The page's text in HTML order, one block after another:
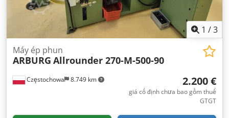
1 /3
Częstochowa 8.749 km
Máy ép phun
ARBURG Allrounder 270-M-500-90
2.200 €
giá cố định chưa bao gồm thuế
GTGT